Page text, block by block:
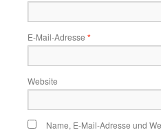
E-Mail-Adresse *
Website
Name, E-Mail-Adresse und